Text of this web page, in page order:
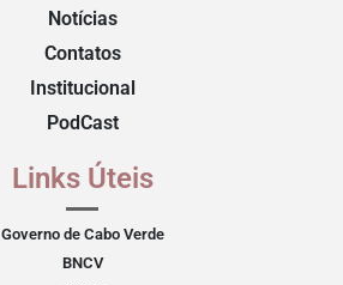
Notícias
Contatos
Institucional
PodCast
Links Úteis
Governo de Cabo Verde
BNCV